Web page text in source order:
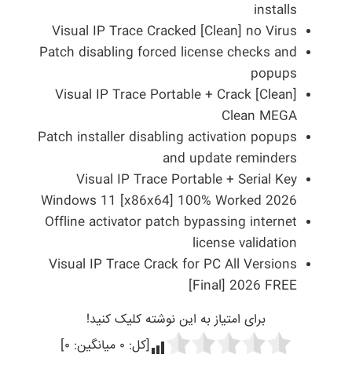
installs
Visual IP Trace Cracked [Clean] no Virus
Patch disabling forced license checks and
popups
Visual IP Trace Portable + Crack [Clean]
Clean MEGA
Patch installer disabling activation popups
and update reminders
Visual IP Trace Portable + Serial Key
Windows 11 [x86x64] 100% Worked 2026
Offline activator patch bypassing internet
license validation
Visual IP Trace Crack for PC All Versions
[Final] 2026 FREE
برای امتیاز به این نوشته کلیک کنید!
[کل: ۰ میانگین: ۰]